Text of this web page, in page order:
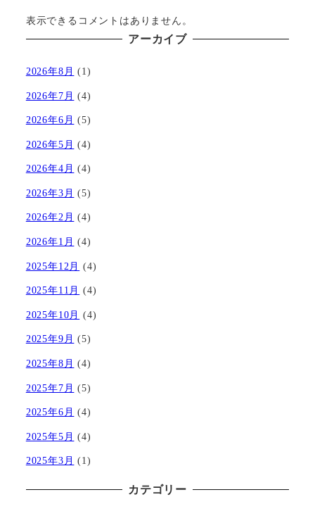
表示できるコメントはありません。
アーカイブ
2026年8月 (1)
2026年7月 (4)
2026年6月 (5)
2026年5月 (4)
2026年4月 (4)
2026年3月 (5)
2026年2月 (4)
2026年1月 (4)
2025年12月 (4)
2025年11月 (4)
2025年10月 (4)
2025年9月 (5)
2025年8月 (4)
2025年7月 (5)
2025年6月 (4)
2025年5月 (4)
2025年3月 (1)
カテゴリー